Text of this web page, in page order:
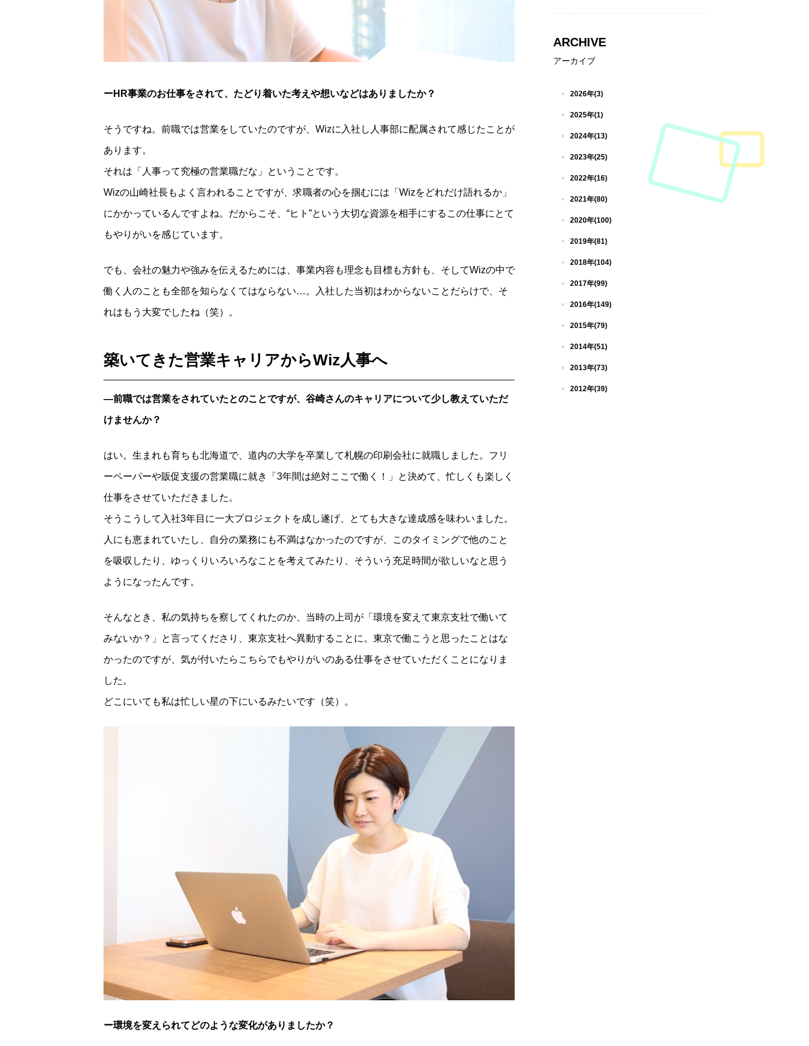
ーHR事業のお仕事をされて、たどり着いた考えや想いなどはありましたか？
そうですね。前職では営業をしていたのですが、Wizに入社し人事部に配属されて感じたことが
あります。
それは「人事って究極の営業職だな」ということです。
Wizの山崎社長もよく言われることですが、求職者の心を掴むには「Wizをどれだけ語れるか」
にかかっているんですよね。だからこそ、“ヒト”という大切な資源を相手にするこの仕事にとて
もやりがいを感じています。
でも、会社の魅力や強みを伝えるためには、事業内容も理念も目標も方針も、そしてWizの中で
働く人のことも全部を知らなくてはならない…。入社した当初はわからないことだらけで、そ
れはもう大変でしたね（笑）。
築いてきた営業キャリアからWiz人事へ
―前職では営業をされていたとのことですが、谷崎さんのキャリアについて少し教えていただ
けませんか？
はい。生まれも育ちも北海道で、道内の大学を卒業して札幌の印刷会社に就職しました。フリ
ーペーパーや販促支援の営業職に就き「3年間は絶対ここで働く！」と決めて、忙しくも楽しく
仕事をさせていただきました。
そうこうして入社3年目に一大プロジェクトを成し遂げ、とても大きな達成感を味わいました。
人にも恵まれていたし、自分の業務にも不満はなかったのですが、このタイミングで他のこと
を吸収したり、ゆっくりいろいろなことを考えてみたり、そういう充足時間が欲しいなと思う
ようになったんです。
そんなとき、私の気持ちを察してくれたのか、当時の上司が「環境を変えて東京支社で働いて
みないか？」と言ってくださり、東京支社へ異動することに。東京で働こうと思ったことはな
かったのですが、気が付いたらこちらでもやりがいのある仕事をさせていただくことになりま
した。
どこにいても私は忙しい星の下にいるみたいです（笑）。
ー環境を変えられてどのような変化がありましたか？
ARCHIVE
アーカイブ
2026年(3)
2025年(1)
2024年(13)
2023年(25)
2022年(16)
2021年(80)
2020年(100)
2019年(81)
2018年(104)
2017年(99)
2016年(149)
2015年(79)
2014年(51)
2013年(73)
2012年(39)